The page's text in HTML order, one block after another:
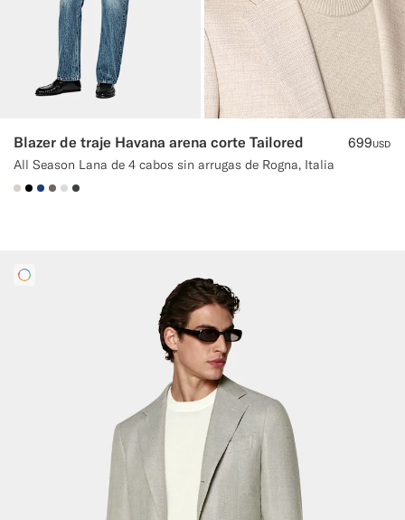
Blazer de traje Havana arena corte Tailored
All Season Lana de 4 cabos sin arrugas de Rogna, Italia
699USD
#D7D1C3
#000000
#1C3D7A
#706559
#D9DADA
#3d4043